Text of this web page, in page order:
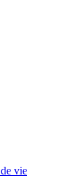
vie